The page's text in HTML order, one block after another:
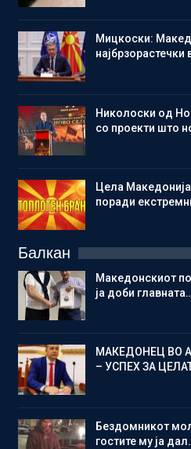
Мицкоски:
најбрзорастечки
Николоски од
со проекти што
Цела
поради
Балкан
Македонскиот
ја доби
МАКЕДОНЕЦ ВО
– УСПЕХ ЗА
Бездомникот
гостите му ја